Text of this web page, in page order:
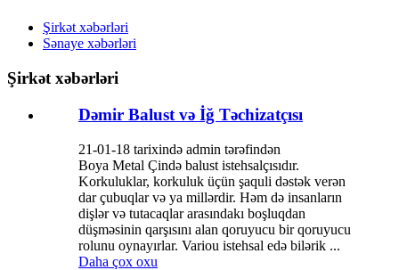
Şirkət xəbərləri
Sənaye xəbərləri
Şirkət xəbərləri
Dəmir Balust və İğ Təchizatçısı
21-01-18 tarixində admin tərəfindən
Boya Metal Çində balust istehsalçısıdır.
Korkuluklar, korkuluk üçün şaquli dəstək verən
dar çubuqlar və ya millərdir. Həm də insanların
dişlər və tutacaqlar arasındakı boşluqdan
düşməsinin qarşısını alan qoruyucu bir qoruyucu
rolunu oynayırlar. Variou istehsal edə bilərik ...
Daha çox oxu